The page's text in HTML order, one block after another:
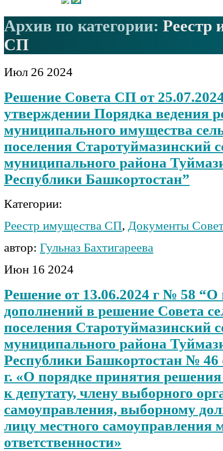
Архив по категории: Реестр
СП
Июл 26 2024
Решение Совета СП от
утверждении Порядка ведения
муниципального имущества
поселения Старотуймазинский
муниципального района
Республики Башкортостан”
Категории:
Реестр имущества СП, Документы
автор: Гульназ Бахтигареева
Июн 16 2024
Решение от 13.06.2024 г № 58 “О
дополнений в решение Совета
поселения Старотуймазинский
муниципального района
Республики Башкортостан № 46
г. «О порядке принятия
к депутату, члену выборного
самоуправления, выборному
лицу местного самоуправления
ответственности»